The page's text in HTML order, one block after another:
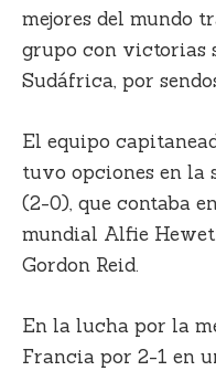
mejores del mundo
grupo con victorias
Sudáfrica, por
El equipo
tuvo opciones en la
(2-0), que contaba
mundial Alfie
Gordon Reid.
En la lucha por la
Francia por 2-1 en